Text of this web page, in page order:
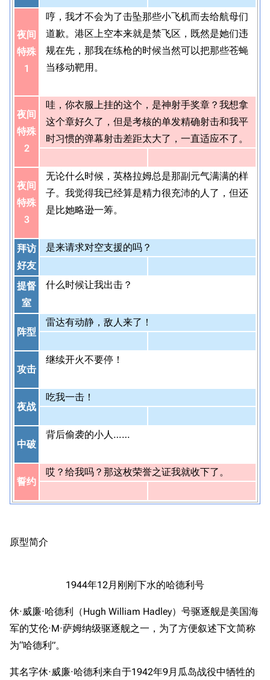
夜间
特殊
1
哼，我才不会为了击坠那些小飞机而去给航母们
道歉。港区上空本来就是禁飞区，既然是她们违
规在先，那我在练枪的时候当然可以把那些苍蝇
当移动靶用。
夜间
特殊
2
哇，你衣服上挂的这个，是神射手奖章？我想拿
这个章好久了，但是考核的单发精确射击和我平
时习惯的弹幕射击差距太大了，一直适应不了。
夜间
特殊
3
无论什么时候，英格拉姆总是那副元气满满的样
子。我觉得我已经算是精力很充沛的人了，但还
是比她略逊一筹。
拜访
好友
是来请求对空支援的吗？
提督
室
什么时候让我出击？
阵型
雷达有动静，敌人来了！
攻击
继续开火不要停！
夜战
吃我一击！
中破
背后偷袭的小人……
誓约
哎？给我吗？那这枚荣誉之证我就收下了。
原型简介
1944年12月刚刚下水的哈德利号
休·威廉·哈德利（Hugh William Hadley）号驱逐舰是美国海
军的艾伦·M·萨姆纳级驱逐舰之一，为了方便叙述下文简称
为“哈德利”。
其名字休·威廉·哈德利来自于1942年9月瓜岛战役中牺牲的